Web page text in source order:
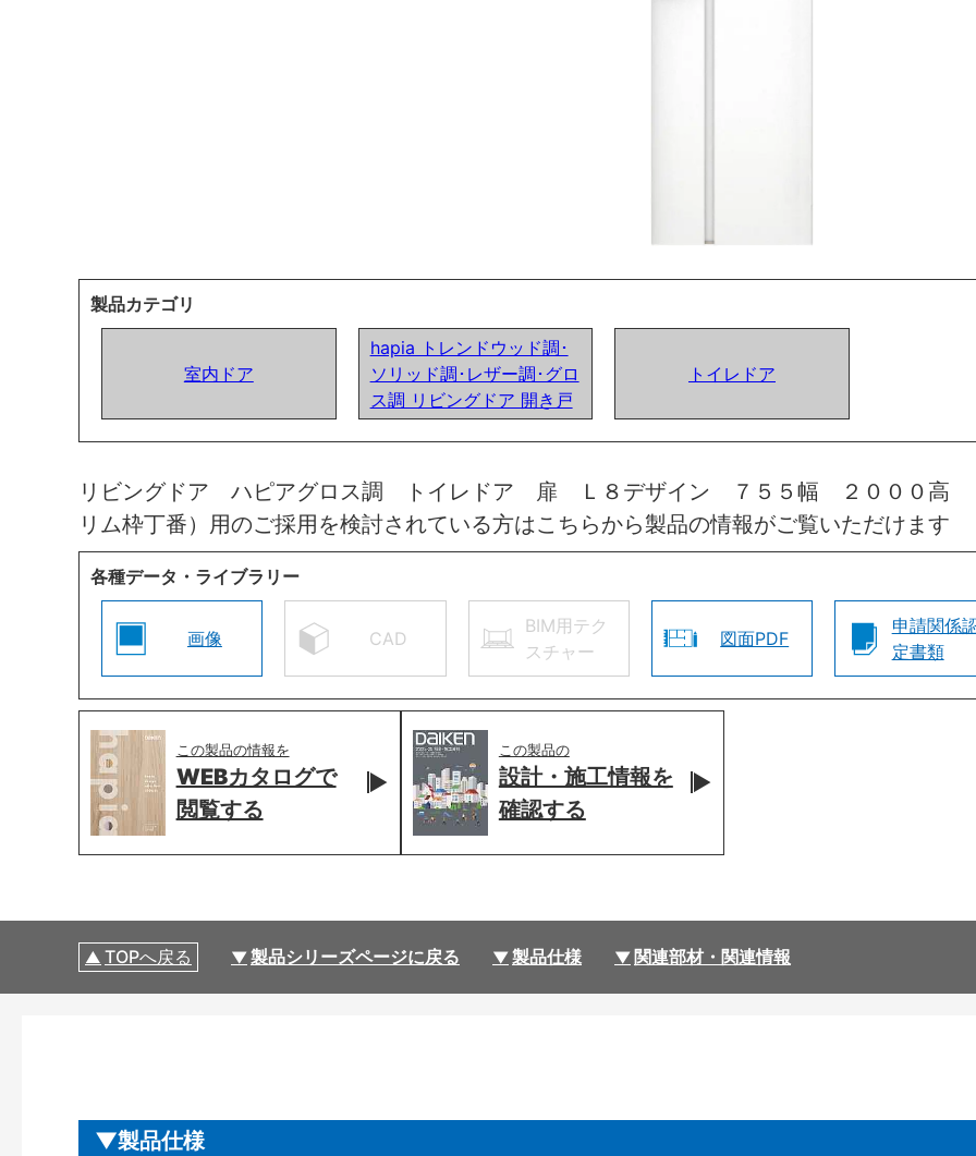
製品カテゴリ
室内ドア
hapia トレンドウッド調･
ソリッド調･レザー調･グロ
ス調 リビングドア 開き戸
トイレドア
リビングドア ハピアグロス調 トイレドア 扉 Ｌ８デザイン ７５５幅 ２０００
リム枠丁番）用のご採用を検討されている方はこちらから製品の情報がご覧いただけます
各種データ・ライブラリー
画像 CAD
BIM用テク
スチャー
図面PDF
申請関係
定書類
この製品の情報を
WEBカタログで
閲覧する
この製品の
設計・施工情報を
確認する
TOPへ戻る 製品シリーズページに戻る 製品仕様 関連部材・関連情報
製品仕様